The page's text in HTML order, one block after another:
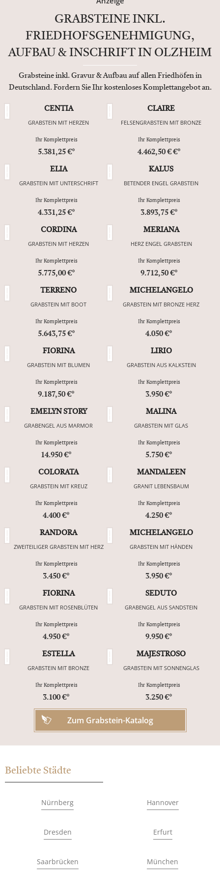
GRABSTEINE INKL.
FRIEDHOFSGENEHMIGUNG,
AUFBAU & INSCHRIFT IN OLZHEIM
Grabsteine inkl. Gravur & Aufbau auf allen Friedhöfen in
Deutschland. Fordern Sie Ihr kostenloses Komplettangebot an.
CENTIA
GRABSTEIN MIT HERZEN
Ihr Komplettpreis
5.381,25 €*
CLAIRE
FELSENGRABSTEIN MIT BRONZE
Ihr Komplettpreis
4.462,50 € €*
ELIA
GRABSTEIN MIT UNTERSCHRIFT
Ihr Komplettpreis
4.331,25 €*
KALUS
BETENDER ENGEL GRABSTEIN
Ihr Komplettpreis
3.893,75 €*
CORDINA
GRABSTEIN MIT HERZEN
Ihr Komplettpreis
5.775,00 €*
MERIANA
HERZ ENGEL GRABSTEIN
Ihr Komplettpreis
9.712,50 €*
TERRENO
GRABSTEIN MIT BOOT
Ihr Komplettpreis
5.643,75 €*
MICHELANGELO
GRABSTEIN MIT BRONZE HERZ
Ihr Komplettpreis
4.050 €*
FIORINA
GRABSTEIN MIT BLUMEN
Ihr Komplettpreis
9.187,50 €*
LIRIO
GRABSTEIN AUS KALKSTEIN
Ihr Komplettpreis
3.950 €*
EMELYN STORY
GRABENGEL AUS MARMOR
Ihr Komplettpreis
14.950 €*
MALINA
GRABSTEIN MIT GLAS
Ihr Komplettpreis
5.750 €*
COLORATA
GRABSTEIN MIT KREUZ
Ihr Komplettpreis
4.400 €*
MANDALEEN
GRANIT LEBENSBAUM
Ihr Komplettpreis
4.250 €*
RANDORA
ZWEITEILIGER GRABSTEIN MIT HERZ
Ihr Komplettpreis
3.450 €*
MICHELANGELO
GRABSTEIN MIT HÄNDEN
Ihr Komplettpreis
3.950 €*
FIORINA
GRABSTEIN MIT ROSENBLÜTEN
Ihr Komplettpreis
4.950 €*
SEDUTO
GRABENGEL AUS SANDSTEIN
Ihr Komplettpreis
9.950 €*
ESTELLA
GRABSTEIN MIT BRONZE
Ihr Komplettpreis
3.100 €*
MAJESTROSO
GRABSTEIN MIT SONNENGLAS
Ihr Komplettpreis
3.250 €*
Zum Grabstein-Katalog
Beliebte Städte
Nürnberg Hannover
Dresden Erfurt
Saarbrücken München